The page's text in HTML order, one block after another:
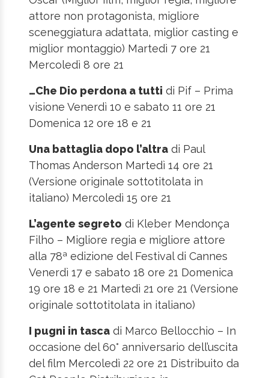
attore non protagonista, migliore
sceneggiatura adattata, miglior casting e
miglior montaggio) Martedì 7 ore 21
Mercoledì 8 ore 21
…Che Dio perdona a tutti di Pif – Prima
visione Venerdì 10 e sabato 11 ore 21
Domenica 12 ore 18 e 21
Una battaglia dopo l’altra di Paul
Thomas Anderson Martedì 14 ore 21
(Versione originale sottotitolata in
italiano) Mercoledì 15 ore 21
L’agente segreto di Kleber Mendonça
Filho – Migliore regia e migliore attore
alla 78ª edizione del Festival di Cannes
Venerdì 17 e sabato 18 ore 21 Domenica
19 ore 18 e 21 Martedì 21 ore 21 (Versione
originale sottotitolata in italiano)
I pugni in tasca di Marco Bellocchio – In
occasione del 60° anniversario dell’uscita
del film Mercoledì 22 ore 21 Distribuito da